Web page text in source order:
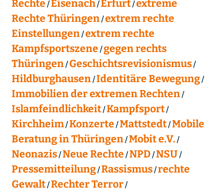
Rechte Eisenach Erfurt extreme
Rechte Thüringen extrem rechte
Einstellungen extrem rechte
Kampfsportszene gegen rechts
Thüringen Geschichtsrevisionismus
Hildburghausen Identitäre Bewegung
Immobilien der extremen Rechten
Islamfeindlichkeit Kampfsport
Kirchheim Konzerte Mattstedt Mobile
Beratung in Thüringen Mobit e.V.
Neonazis Neue Rechte NPD NSU
Pressemitteilung Rassismus rechte
Gewalt Rechter Terror